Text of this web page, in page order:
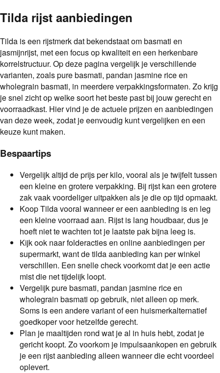
Tilda rijst aanbiedingen
Tilda is een rijstmerk dat bekendstaat om basmati en
jasmijnrijst, met een focus op kwaliteit en een herkenbare
korrelstructuur. Op deze pagina vergelijk je verschillende
varianten, zoals pure basmati, pandan jasmine rice en
wholegrain basmati, in meerdere verpakkingsformaten. Zo krijg
je snel zicht op welke soort het beste past bij jouw gerecht en
voorraadkast. Hier vind je de actuele prijzen en aanbiedingen
van deze week, zodat je eenvoudig kunt vergelijken en een
keuze kunt maken.
Bespaartips
Vergelijk altijd de prijs per kilo, vooral als je twijfelt tussen
een kleine en grotere verpakking. Bij rijst kan een grotere
zak vaak voordeliger uitpakken als je die op tijd opmaakt.
Koop Tilda vooral wanneer er een aanbieding is en leg
een kleine voorraad aan. Rijst is lang houdbaar, dus je
hoeft niet te wachten tot je laatste pak bijna leeg is.
Kijk ook naar folderacties en online aanbiedingen per
supermarkt, want de tilda aanbieding kan per winkel
verschillen. Een snelle check voorkomt dat je een actie
mist die net tijdelijk loopt.
Vergelijk pure basmati, pandan jasmine rice en
wholegrain basmati op gebruik, niet alleen op merk.
Soms is een andere variant of een huismerkalternatief
goedkoper voor hetzelfde gerecht.
Plan je maaltijden rond wat je al in huis hebt, zodat je
gericht koopt. Zo voorkom je impulsaankopen en gebruik
je een rijst aanbieding alleen wanneer die echt voordeel
oplevert.